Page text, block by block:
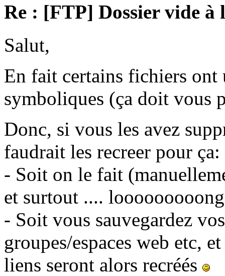
Re : [FTP] Dossier vide à
Salut,
En fait certains fichiers ont
symboliques (ça doit
Donc, si vous les avez
faudrait les recreer pour ça:
- Soit on le fait
et surtout ....
- Soit vous sauvegardez
groupes/espaces web etc,
liens seront alors recréés